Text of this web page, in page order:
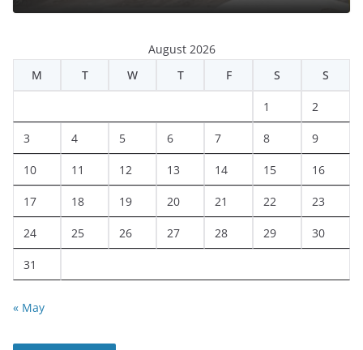
August 2026
M
T W T F S S
1 2
3 4 5 6 7 8 9
10 11 12 13 14 15 16
17 18 19 20 21 22 23
24 25 26 27 28 29 30
31
« May